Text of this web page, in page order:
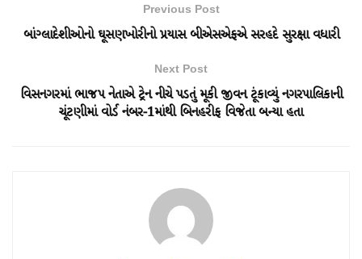
Previous Post
બાંગ્લાદેશીઓનો ઘૂસણખોરીનો પ્રયાસ બીએસએફએ સરહદે સુરક્ષા વધારી
Next Post
વિસનગરમાં ભાજપ નેતાએ ટ્રેન નીચે પડતું મૂકી જીવન ટૂંકાવ્યું નગરપાલિકાની
ચૂંટણીમાં વોર્ડ નંબર-1માંથી બિનહરીફ વિજેતા બન્યા હતા